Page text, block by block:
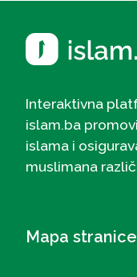
Interaktivna
islam.ba
islama i
muslimana
Mapa stranice